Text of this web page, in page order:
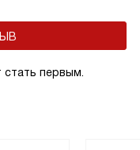
первым.